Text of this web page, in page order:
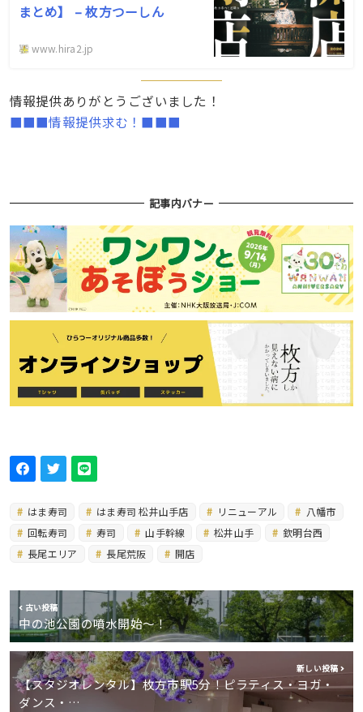
まとめ】 – 枚方つーしん
www.hira2.jp
情報提供ありがとうございました！
■■■情報提供求む！■■■
記事内バナー
はま寿司 はま寿司 松井山手店 リニューアル
八幡市
回転寿司
寿司 山手幹線 松井山手
欽明台西
長尾エリア
長尾荒阪 開店
古い投稿
中の池公園の噴水開始〜！
新しい投稿
【スタジオレンタル】枚方市駅5分！ピラティス・ヨガ・
ダンス・…